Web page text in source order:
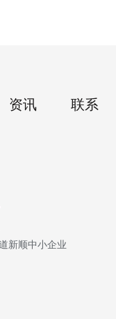
资讯 联系
新顺中小企业